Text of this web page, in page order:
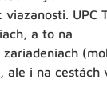
UPC
a to na
ale i na cestách